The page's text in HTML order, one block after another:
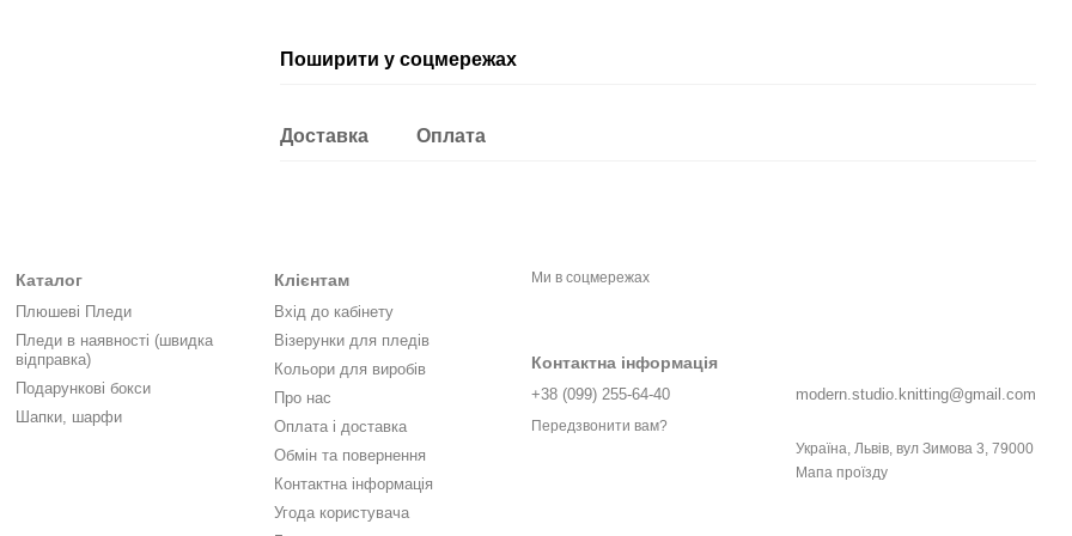
Поширити у соцмережах
Доставка Оплата
Каталог
Плюшеві Пледи
Пледи в наявності (швидка
відправка)
Подарункові бокси
Шапки, шарфи
Клієнтам
Вхід до кабінету
Візерунки для пледів
Кольори для виробів
Про нас
Оплата і доставка
Обмін та повернення
Контактна інформація
Угода користувача
Ми в соцмережах
Контактна інформація
+38 (099) 255-64-40
Передзвонити вам?
modern.studio.knitting@gmail.com
Україна, Львів, вул Зимова 3, 79000
Мапа проїзду